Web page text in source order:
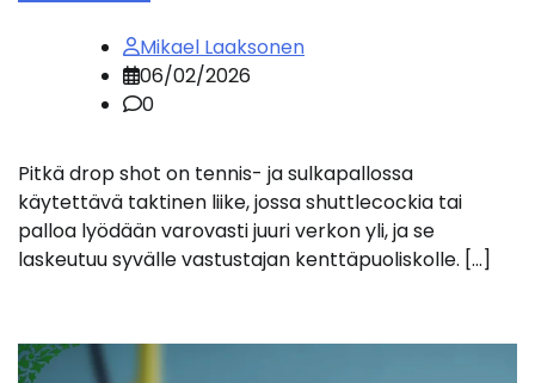
Mikael Laaksonen
06/02/2026
0
Pitkä drop shot on tennis- ja sulkapallossa
käytettävä taktinen liike, jossa shuttlecockia tai
palloa lyödään varovasti juuri verkon yli, ja se
laskeutuu syvälle vastustajan kenttäpuoliskolle. […]